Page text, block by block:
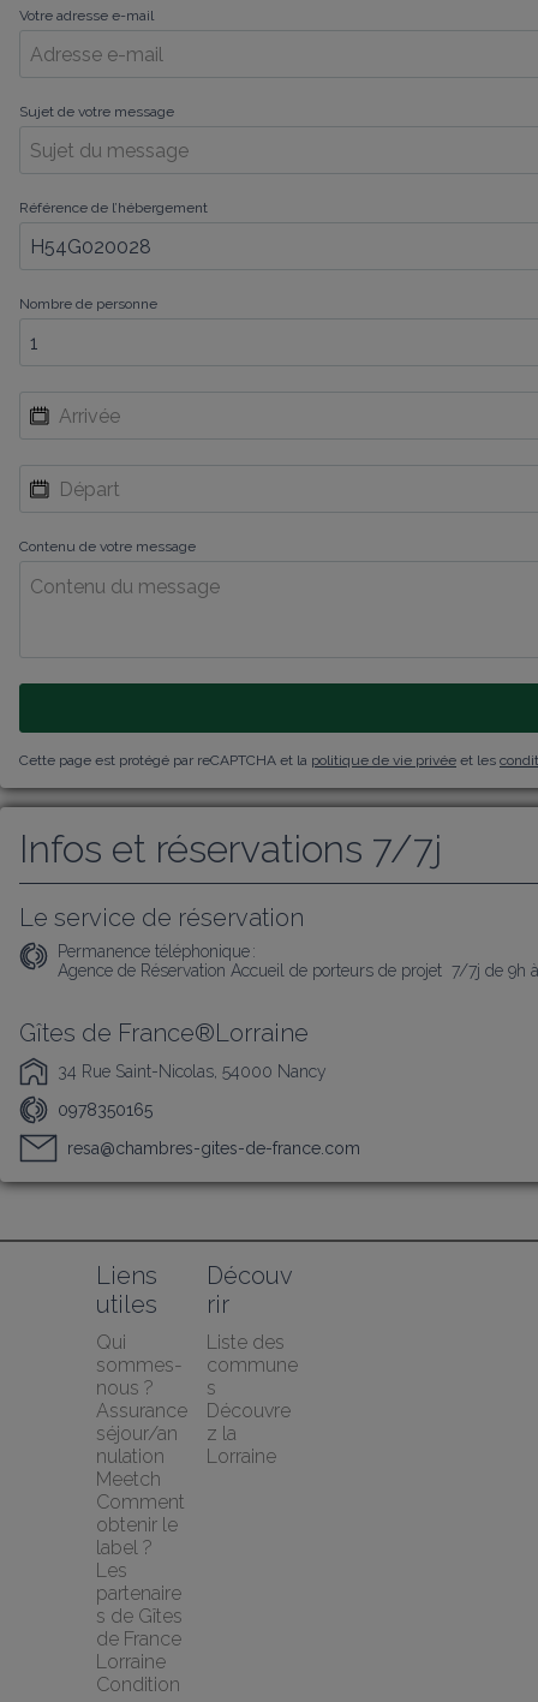
Votre adresse e-mail
Sujet de votre message
Référence de l’hébergement
Nombre de personne
Contenu de votre message
Cette page est protégé par reCAPTCHA et la politique de vie privée et les
Infos et réservations 7/7j
Le service de réservation
Permanence téléphonique :
Agence de Réservation Accueil de porteurs de projet  7/7j de 9h
Gîtes de France®Lorraine
34 Rue Saint-Nicolas, 54000 Nancy
0978350165
resa@chambres-gites-de-france.com
Liens
utiles
Qui
sommes-
nous ?
Assurance
séjour/an
nulation
Meetch
Comment
obtenir le
label ?
Les
partenaire
s de Gîtes
de France
Lorraine
Condition
Découv
rir
Liste des
commune
s
Découvre
z la
Lorraine